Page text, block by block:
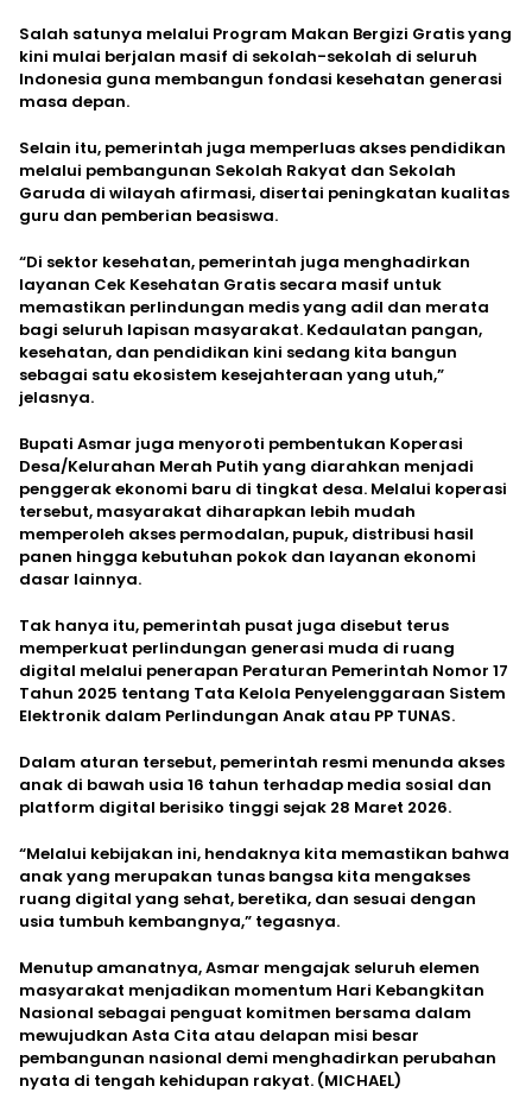
Salah satunya melalui Program Makan Bergizi Gratis yang
kini mulai berjalan masif di sekolah-sekolah di seluruh
Indonesia guna membangun fondasi kesehatan generasi
masa depan.
Selain itu, pemerintah juga memperluas akses pendidikan
melalui pembangunan Sekolah Rakyat dan Sekolah
Garuda di wilayah afirmasi, disertai peningkatan kualitas
guru dan pemberian beasiswa.
“Di sektor kesehatan, pemerintah juga menghadirkan
layanan Cek Kesehatan Gratis secara masif untuk
memastikan perlindungan medis yang adil dan merata
bagi seluruh lapisan masyarakat. Kedaulatan pangan,
kesehatan, dan pendidikan kini sedang kita bangun
sebagai satu ekosistem kesejahteraan yang utuh,”
jelasnya.
Bupati Asmar juga menyoroti pembentukan Koperasi
Desa/Kelurahan Merah Putih yang diarahkan menjadi
penggerak ekonomi baru di tingkat desa. Melalui koperasi
tersebut, masyarakat diharapkan lebih mudah
memperoleh akses permodalan, pupuk, distribusi hasil
panen hingga kebutuhan pokok dan layanan ekonomi
dasar lainnya.
Tak hanya itu, pemerintah pusat juga disebut terus
memperkuat perlindungan generasi muda di ruang
digital melalui penerapan Peraturan Pemerintah Nomor 17
Tahun 2025 tentang Tata Kelola Penyelenggaraan Sistem
Elektronik dalam Perlindungan Anak atau PP TUNAS.
Dalam aturan tersebut, pemerintah resmi menunda akses
anak di bawah usia 16 tahun terhadap media sosial dan
platform digital berisiko tinggi sejak 28 Maret 2026.
“Melalui kebijakan ini, hendaknya kita memastikan bahwa
anak yang merupakan tunas bangsa kita mengakses
ruang digital yang sehat, beretika, dan sesuai dengan
usia tumbuh kembangnya,” tegasnya.
Menutup amanatnya, Asmar mengajak seluruh elemen
masyarakat menjadikan momentum Hari Kebangkitan
Nasional sebagai penguat komitmen bersama dalam
mewujudkan Asta Cita atau delapan misi besar
pembangunan nasional demi menghadirkan perubahan
nyata di tengah kehidupan rakyat. (MICHAEL)